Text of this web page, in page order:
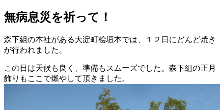
無病息災を祈って！
森下組の本社がある大淀町桧垣本では、１２日にどんど焼き
が行われました。
この日は天候も良く、準備もスムーズでした。森下組の正月
飾りもここで燃やして頂きました。